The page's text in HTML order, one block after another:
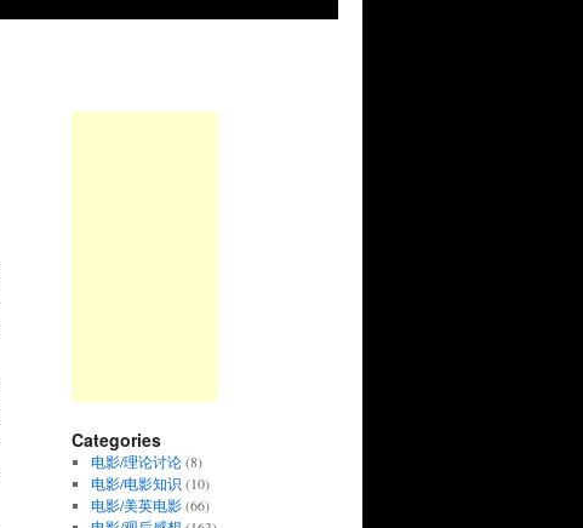
Categories
电影/理论讨论(8)
电影/电影知识 (10)
电影/美英电影(66)